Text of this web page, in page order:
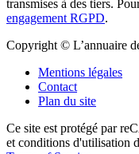
transmises à des tiers.
engagement RGPD.
Copyright © L’annuaire
Mentions légales
Contact
Plan du site
Ce site est protégé par
et conditions d'utilisation